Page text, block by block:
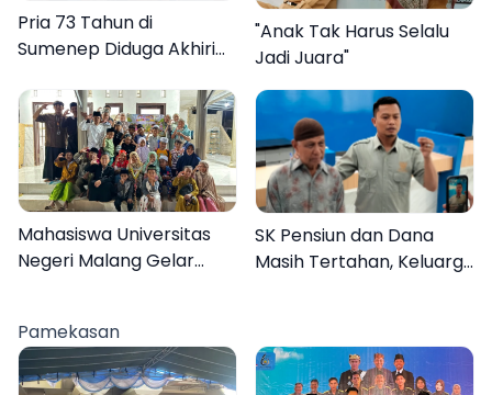
Pria 73 Tahun di
Sumenep Diduga Akhiri
"Anak Tak Harus Selalu
Jadi Juara"
Mahasiswa Universitas
Negeri Malang Gelar
SK Pensiun dan Dana
Masih Tertahan, Keluarga
Pamekasan